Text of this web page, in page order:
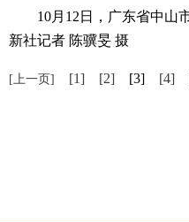
10月12日，广东省中山市
新社记者 陈骥旻 摄
[上一页] [1] [2] [3] [4]